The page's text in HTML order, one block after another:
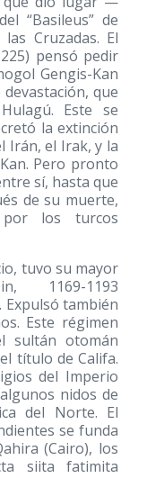
“Basileus” de
Cruzadas. El
pensó pedir
Gengis-Kan
que
Este se
la extinción
Irán, el Irak, y la
Pero pronto
sí, hasta que
de su muerte,
los turcos
tuvo su mayor
1169-1193
también
Este régimen
sultán otomán
título de Califa.
del Imperio
nidos de
del Norte. El
se funda
(Cairo), los
siita fatimita